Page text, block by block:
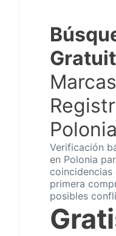
Marcas
Polonia
Verificación
en Polonia
coincidencias
primera
posibles